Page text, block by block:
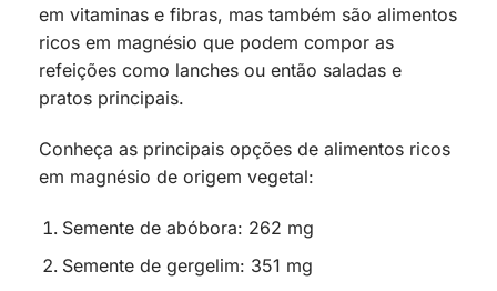
em vitaminas e fibras, mas também são alimentos
ricos em magnésio que podem compor as
refeições como lanches ou então saladas e
pratos principais.
Conheça as principais opções de alimentos ricos
em magnésio de origem vegetal:
Semente de abóbora: 262 mg
Semente de gergelim: 351 mg